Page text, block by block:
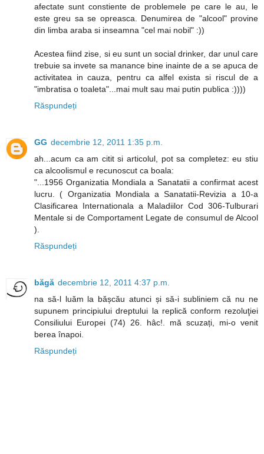
afectate sunt constiente de problemele pe care le au, le
este greu sa se opreasca. Denumirea de "alcool" provine
din limba araba si inseamna "cel mai nobil" :))
Acestea fiind zise, si eu sunt un social drinker, dar unul care
trebuie sa invete sa manance bine inainte de a se apuca de
activitatea in cauza, pentru ca alfel exista si riscul de a
"imbratisa o toaleta"...mai mult sau mai putin publica :))))
Răspundeți
GG decembrie 12, 2011 1:35 p.m.
ah...acum ca am citit si articolul, pot sa completez: eu stiu
ca alcoolismul e recunoscut ca boala:
"...1956 Organizatia Mondiala a Sanatatii a confirmat acest
lucru. ( Organizatia Mondiala a Sanatatii-Revizia a 10-a
Clasificarea Internationala a Maladiilor Cod 306-Tulburari
Mentale si de Comportament Legate de consumul de Alcool
).
Răspundeți
băgă decembrie 12, 2011 4:37 p.m.
na să-l luăm la bășcău atunci și să-i subliniem că nu ne
supunem principiului dreptului la replică conform rezoluţiei
Consiliului Europei (74) 26. hâc!. mă scuzați, mi-o venit
berea înapoi.
Răspundeți